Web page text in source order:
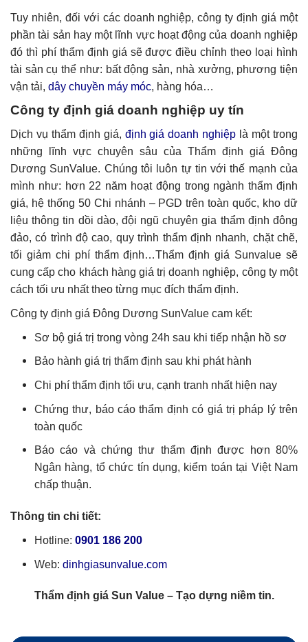
Tuy nhiên, đối với các doanh nghiệp, công ty định giá một
phần tài sản hay một lĩnh vực hoạt động của doanh nghiệp
đó thì phí thẩm định giá sẽ được điều chỉnh theo loại hình
tài sản cụ thể như: bất động sản, nhà xưởng, phương tiện
vận tải, dây chuyền máy móc, hàng hóa…
Công ty định giá doanh nghiệp uy tín
Dịch vụ thẩm định giá, định giá doanh nghiệp là một trong
những lĩnh vực chuyên sâu của Thẩm định giá Đông
Dương SunValue. Chúng tôi luôn tự tin với thế mạnh của
mình như: hơn 22 năm hoạt động trong ngành thẩm định
giá, hệ thống 50 Chi nhánh – PGD trên toàn quốc, kho dữ
liệu thông tin dồi dào, đội ngũ chuyên gia thẩm định đông
đảo, có trình độ cao, quy trình thẩm định nhanh, chặt chẽ,
tối giảm chi phí thẩm định…Thẩm định giá Sunvalue sẽ
cung cấp cho khách hàng giá trị doanh nghiệp, công ty một
cách tối ưu nhất theo từng mục đích thẩm định.
Công ty định giá Đông Dương SunValue cam kết:
Sơ bộ giá trị trong vòng 24h sau khi tiếp nhận hồ sơ
Bảo hành giá trị thẩm định sau khi phát hành
Chi phí thẩm định tối ưu, cạnh tranh nhất hiện nay
Chứng thư, báo cáo thẩm định có giá trị pháp lý trên
toàn quốc
Báo cáo và chứng thư thẩm định được hơn 80%
Ngân hàng, tổ chức tín dụng, kiểm toán tại Việt Nam
chấp thuận.
Thông tin chi tiết:
Hotline: 0901 186 200
Web: dinhgiasunvalue.com
Thẩm định giá Sun Value – Tạo dựng niềm tin.